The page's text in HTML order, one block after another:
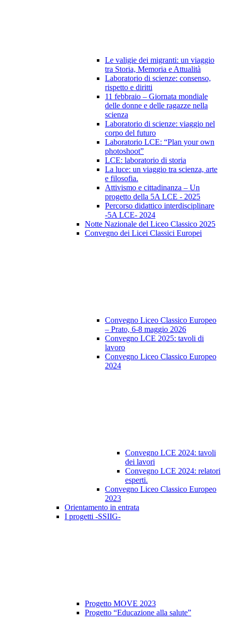
Le valigie dei migranti: un viaggio
tra Storia, Memoria e Attualità
Laboratorio di scienze: consenso,
rispetto e diritti
11 febbraio – Giornata mondiale
delle donne e delle ragazze nella
scienza
Laboratorio di scienze: viaggio nel
corpo del futuro
Laboratorio LCE: “Plan your own
photoshoot”
LCE: laboratorio di storia
La luce: un viaggio tra scienza, arte
e filosofia.
Attivismo e cittadinanza – Un
progetto della 5A LCE - 2025
Percorso didattico interdisciplinare
-5A LCE- 2024
Notte Nazionale del Liceo Classico 2025
Convegno dei Licei Classici Europei
Convegno Liceo Classico Europeo
– Prato, 6-8 maggio 2026
Convegno LCE 2025: tavoli di
lavoro
Convegno Liceo Classico Europeo
2024
Convegno LCE 2024: tavoli
dei lavori
Convegno LCE 2024: relatori
esperti.
Convegno Liceo Classico Europeo
2023
Orientamento in entrata
I progetti -SSIIG-
Progetto MOVE 2023
Progetto “Educazione alla salute”